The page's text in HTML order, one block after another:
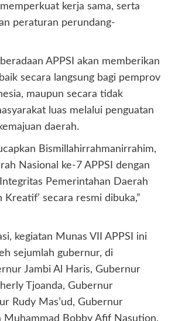
kerja sama, serta
peraturan perundang-
APPSI akan memberikan
secara langsung bagi pemprov
maupun secara tidak
luas melalui penguatan
daerah.
Bismillahirrahmanirrahim,
Nasional ke-7 APPSI dengan
Pemerintahan Daerah
Kreatif’ secara resmi dibuka,”
kegiatan Munas VII APPSI ini
sejumlah gubernur, di
Jambi Al Haris, Gubernur
Tjoanda, Gubernur
Rudy Mas’ud, Gubernur
Muhammad Bobby Afif Nasution,